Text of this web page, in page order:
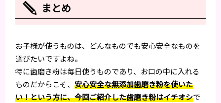
まとめ
お子様が使うものは、どんなものでも安心安全なものを
選びたいですよね。
特に歯磨き粉は毎日使うものであり、お口の中に入れる
ものだからこそ、安心安全な無添加歯磨き粉を使いた
い！という方に、今回ご紹介した歯磨き粉はイチオシで